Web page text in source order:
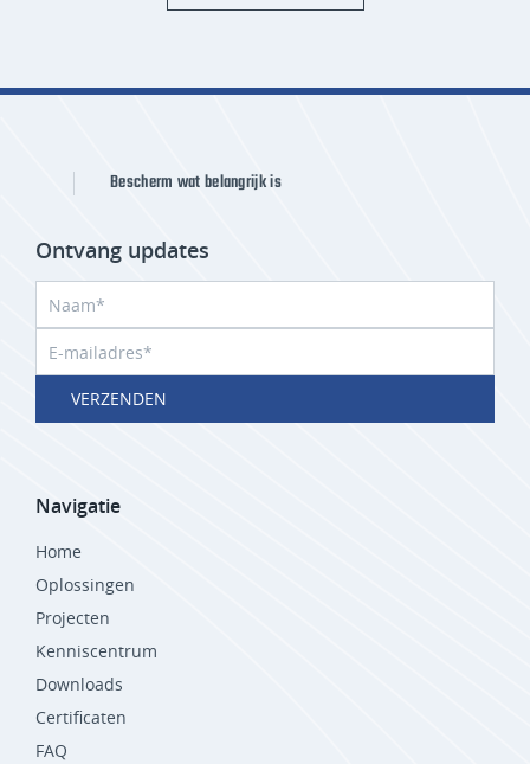
Bescherm wat belangrijk is
Ontvang updates
VERZENDEN
Navigatie
Home
Oplossingen
Projecten
Kenniscentrum
Downloads
Certificaten
FAQ